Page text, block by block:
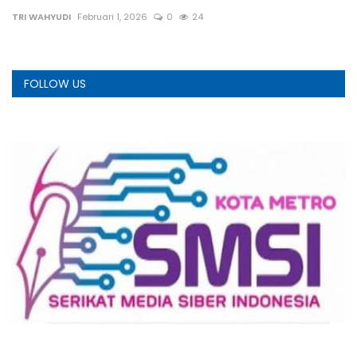
TRI WAHYUDI Februari 1, 2026 0 24
FOLLOW US